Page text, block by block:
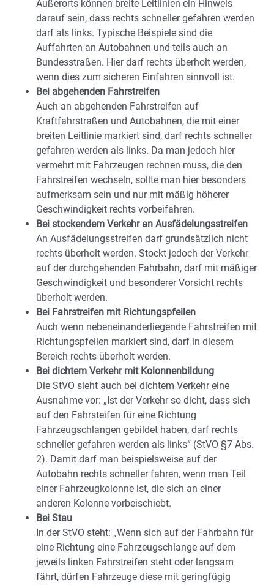
Außerorts können breite Leitlinien ein Hinweis
darauf sein, dass rechts schneller gefahren werden
darf als links. Typische Beispiele sind die
Auffahrten an Autobahnen und teils auch an
Bundesstraßen. Hier darf rechts überholt werden,
wenn dies zum sicheren Einfahren sinnvoll ist.
Bei abgehenden Fahrstreifen
Auch an abgehenden Fahrstreifen auf
Kraftfahrstraßen und Autobahnen, die mit einer
breiten Leitlinie markiert sind, darf rechts schneller
gefahren werden als links. Da man jedoch hier
vermehrt mit Fahrzeugen rechnen muss, die den
Fahrstreifen wechseln, sollte man hier besonders
aufmerksam sein und nur mit mäßig höherer
Geschwindigkeit rechts vorbeifahren.
Bei stockendem Verkehr an Ausfädelungsstreifen
An Ausfädelungsstreifen darf grundsätzlich nicht
rechts überholt werden. Stockt jedoch der Verkehr
auf der durchgehenden Fahrbahn, darf mit mäßiger
Geschwindigkeit und besonderer Vorsicht rechts
überholt werden.
Bei Fahrstreifen mit Richtungspfeilen
Auch wenn nebeneinanderliegende Fahrstreifen mit
Richtungspfeilen markiert sind, darf in diesem
Bereich rechts überholt werden.
Bei dichtem Verkehr mit Kolonnenbildung
Die StVO sieht auch bei dichtem Verkehr eine
Ausnahme vor: „Ist der Verkehr so dicht, dass sich
auf den Fahrsteifen für eine Richtung
Fahrzeugschlangen gebildet haben, darf rechts
schneller gefahren werden als links“ (StVO §7 Abs.
2). Damit darf man beispielsweise auf der
Autobahn rechts schneller fahren, wenn man Teil
einer Fahrzeugkolonne ist, die sich an einer
anderen Kolonne vorbeischiebt.
Bei Stau
In der StVO steht: „Wenn sich auf der Fahrbahn für
eine Richtung eine Fahrzeugschlange auf dem
jeweils linken Fahrstreifen steht oder langsam
fährt, dürfen Fahrzeuge diese mit geringfügig